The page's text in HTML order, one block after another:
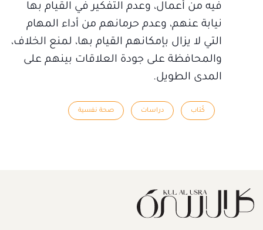
فيه من أعمال، وعدم التفكير في القيام بها
نيابة عنهم، وعدم حرمانهم من أداء المهام
التي لا يزال بإمكانهم القيام بها، لمنع الخلاف،
والمحافظة على جودة العلاقات بينهم على
المدى الطويل.
كُتاب دراسات صحة نفسية